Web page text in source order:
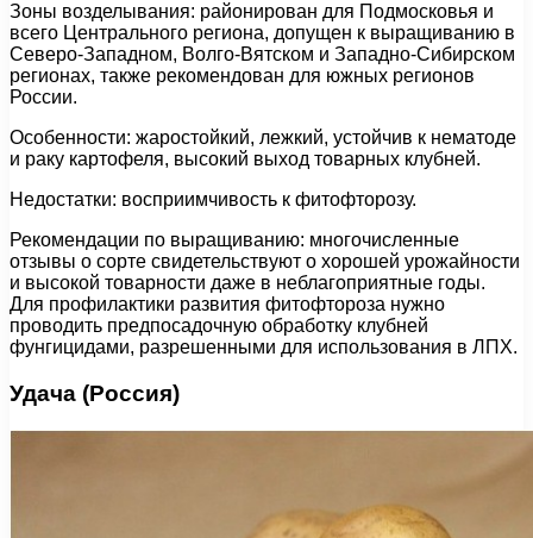
Зоны возделывания: районирован для Подмосковья и
всего Центрального региона, допущен к выращиванию в
Северо-Западном, Волго-Вятском и Западно-Сибирском
регионах, также рекомендован для южных регионов
России.
Особенности: жаростойкий, лежкий, устойчив к нематоде
и раку картофеля, высокий выход товарных клубней.
Недостатки: восприимчивость к фитофторозу.
Рекомендации по выращиванию: многочисленные
отзывы о сорте свидетельствуют о хорошей урожайности
и высокой товарности даже в неблагоприятные годы.
Для профилактики развития фитофтороза нужно
проводить предпосадочную обработку клубней
фунгицидами, разрешенными для использования в ЛПХ.
Удача (Россия)